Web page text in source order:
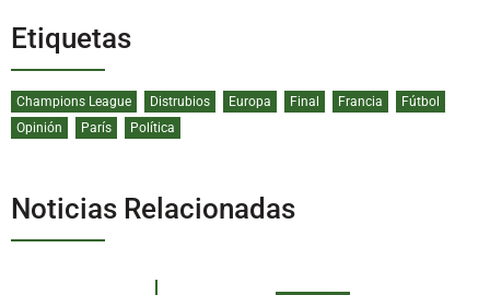
Etiquetas
Champions League Distrubios Europa Final Francia
Fútbol
Opinión
París Política
Noticias Relacionadas